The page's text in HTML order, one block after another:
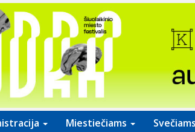
Miestiečiams Svečiams